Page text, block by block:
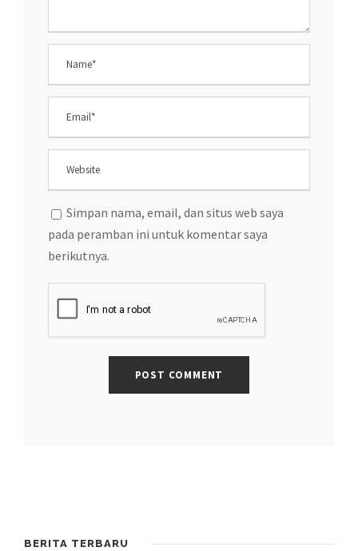
Simpan nama, email, dan situs web saya
pada peramban ini untuk komentar saya
berikutnya.
BERITA TERBARU